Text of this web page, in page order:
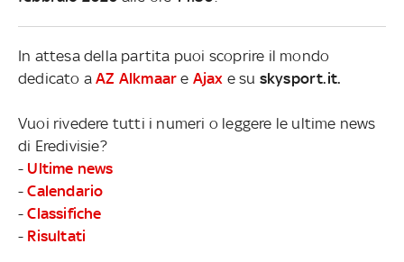
In attesa della partita puoi scoprire il mondo
dedicato aAZ Alkmaar e Ajax e su skysport.it.
Vuoi rivedere tutti i numeri o leggere le ultime news
di Eredivisie?
- Ultime news
-Calendario
-Classifiche
- Risultati